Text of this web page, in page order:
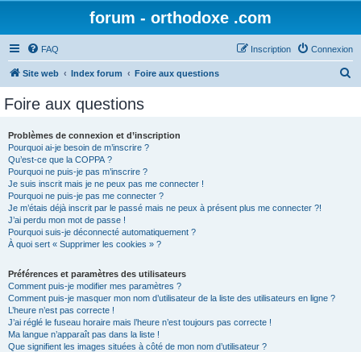
forum - orthodoxe .com
FAQ Connexion
Inscription
Site web Index forum Foire aux questions
Foire aux questions
Problèmes de connexion et d’inscription
Pourquoi ai-je besoin de m’inscrire ?
Qu’est-ce que la COPPA ?
Pourquoi ne puis-je pas m’inscrire ?
Je suis inscrit mais je ne peux pas me connecter !
Pourquoi ne puis-je pas me connecter ?
Je m’étais déjà inscrit par le passé mais ne peux à présent plus me connecter ?!
J’ai perdu mon mot de passe !
Pourquoi suis-je déconnecté automatiquement ?
À quoi sert « Supprimer les cookies » ?
Préférences et paramètres des utilisateurs
Comment puis-je modifier mes paramètres ?
Comment puis-je masquer mon nom d’utilisateur de la liste des utilisateurs en ligne ?
L’heure n’est pas correcte !
J’ai réglé le fuseau horaire mais l’heure n’est toujours pas correcte !
Ma langue n’apparaît pas dans la liste !
Que signifient les images situées à côté de mon nom d’utilisateur ?